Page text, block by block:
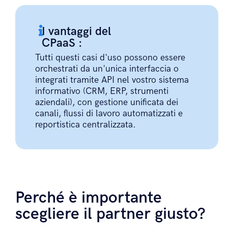
I vantaggi del
CPaaS :
Tutti questi casi d'uso possono essere
orchestrati da un'unica interfaccia o
integrati tramite API nel vostro sistema
informativo (CRM, ERP, strumenti
aziendali), con gestione unificata dei
canali, flussi di lavoro automatizzati e
reportistica centralizzata.
Perché è importante
scegliere il partner giusto?